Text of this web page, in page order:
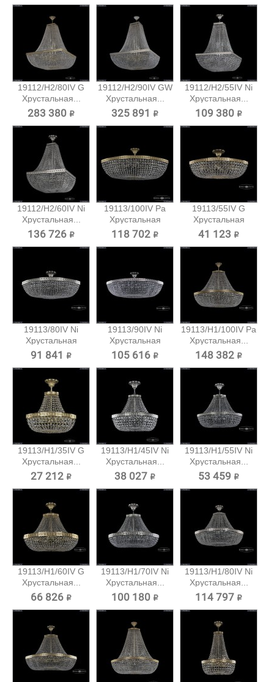
19112/H2/80IV G
Хрустальная...
283 380 ₽
19112/H2/90IV GW
Хрустальная...
325 891 ₽
19112/H2/55IV Ni
Хрустальная...
109 380 ₽
19112/H2/60IV Ni
Хрустальная...
136 726 ₽
19113/100IV Pa
Хрустальная
потолочная...
118 702 ₽
19113/55IV G
Хрустальная
потолочная...
41 123 ₽
19113/80IV Ni
Хрустальная
потолочная...
91 841 ₽
19113/90IV Ni
Хрустальная
потолочная...
105 616 ₽
19113/H1/100IV Pa
Хрустальная...
148 382 ₽
19113/H1/35IV G
Хрустальная...
27 212 ₽
19113/H1/45IV Ni
Хрустальная...
38 027 ₽
19113/H1/55IV Ni
Хрустальная...
53 459 ₽
19113/H1/60IV G
Хрустальная...
66 826 ₽
19113/H1/70IV Ni
Хрустальная...
100 180 ₽
19113/H1/80IV Ni
Хрустальная...
114 797 ₽